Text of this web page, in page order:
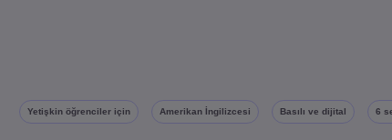
Yetişkin öğrenciler için Amerikan İngilizcesi Basılı ve dijital 6